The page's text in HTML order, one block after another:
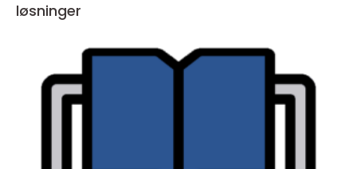
løsninger